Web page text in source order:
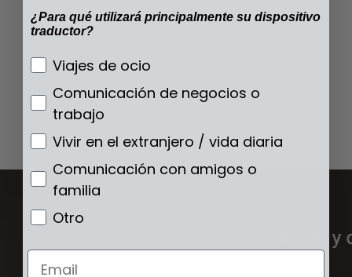
¿Para qué utilizará principalmente su dispositivo
traductor?
¿Para qué utilizará principalmente su
Viajes de ocio
Comunicación de negocios o
trabajo
Vivir en el extranjero / vida diaria
Comunicación con amigos o
familia
Otro
Email